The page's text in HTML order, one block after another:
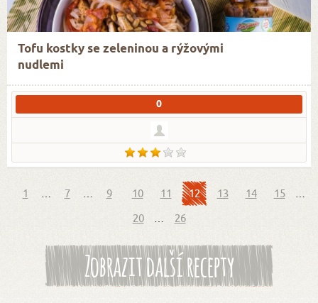
Tofu kostky se zeleninou a rýžovými
nudlemi
0
1 7 9 10 11 12 13 14 15
20 26
Zobrazit další recepty